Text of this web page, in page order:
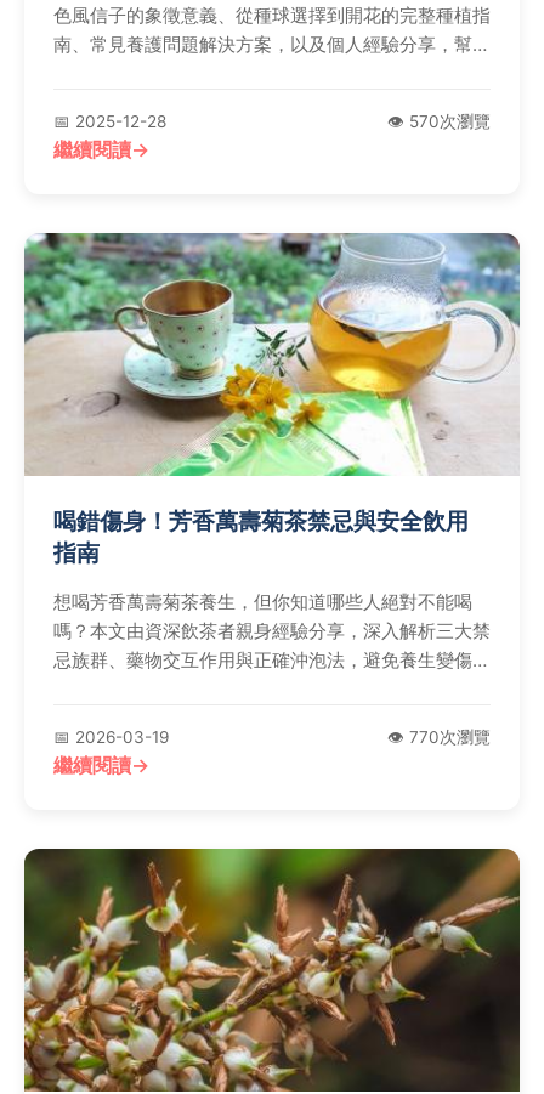
色風信子的象徵意義、從種球選擇到開花的完整種植指
南、常見養護問題解決方案，以及個人經驗分享，幫助
📅 2025-12-28 👁️ 570次瀏覽
繼續閱讀
喝錯傷身！芳香萬壽菊茶禁忌與安全飲用
指南
想喝芳香萬壽菊茶養生，但你知道哪些人絕對不能喝
嗎？本文由資深飲茶者親身經驗分享，深入解析三大禁
忌族群、藥物交互作用與正確沖泡法，避免養生變傷
📅 2026-03-19 👁️ 770次瀏覽
繼續閱讀